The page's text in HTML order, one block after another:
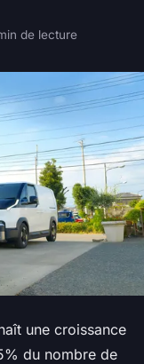
de lecture
une croissance
du nombre de